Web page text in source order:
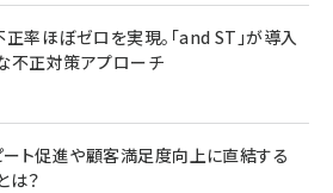
率ほぼゼロを実現。「and ST」が導入
不正対策アプローチ
ート促進や顧客満足度向上に直結する
は？